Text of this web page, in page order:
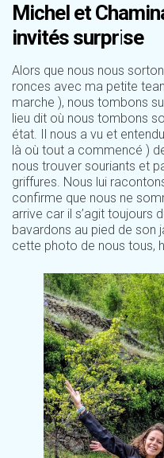
Michel et
invités surprise
Alors que nous nous
ronces avec ma petite
marche ), nous tombons
lieu dit où nous tombons
état. Il nous a vu et
là où tout a commencé )
nous trouver souriants et
griffures. Nous lui
confirme que nous ne
arrive car il s’agit toujours
bavardons au pied de son
cette photo de nous tous,